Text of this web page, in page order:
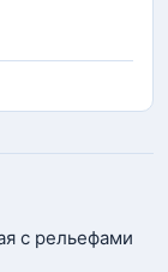
с рельефами